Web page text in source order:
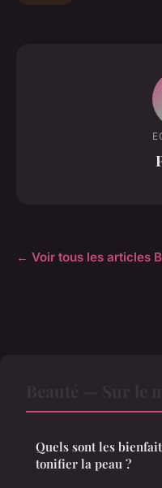
← Voir tous les articles
Quels sont les
tonifier la peau ?